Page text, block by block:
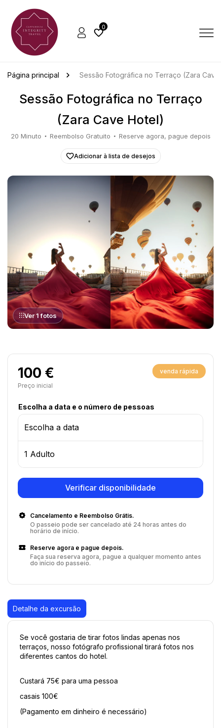
0
Página principal Sessão Fotográfica no Terraço (Zara
Sessão Fotográfica no Terraço
(Zara Cave Hotel)
20 Minuto Reembolso Gratuito Reserve agora, pague depois
Adicionar à lista de desejos
Ver 1 fotos
venda rápida
100 €
Preço inicial
Escolha a data e o número de pessoas
Escolha a data
1 Adulto
Verificar disponibilidade
Cancelamento e Reembolso Grátis.
O passeio pode ser cancelado até 24 horas antes do
horário de início.
Reserve agora e pague depois.
Faça sua reserva agora, pague a qualquer momento antes
do início do passeio.
Detalhe da excursão
Se você gostaria de tirar fotos lindas apenas nos
terraços, nosso fotógrafo profissional tirará fotos nos
diferentes cantos do hotel.
Custará 75€ para uma pessoa
casais 100€
(Pagamento em dinheiro é necessário)